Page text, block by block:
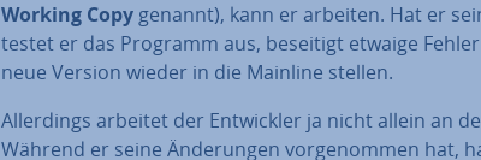
Working Copy genannt), kann er arbeiten. Hat er
testet er das Programm aus, beseitigt etwaige
neue Version wieder in die Mainline stellen.
Al­ler­dings arbeitet der Ent­wick­ler ja nicht allein an
Während er seine Än­de­run­gen vor­ge­nom­men hat,